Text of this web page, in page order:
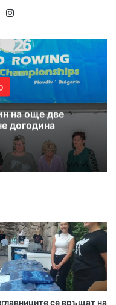
YouTube
на още две
догодина
се връщат на